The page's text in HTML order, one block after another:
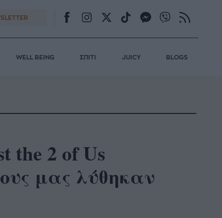
WELL BEING ΣΠΙΤΙ JUICY BLOGS
the 2 of Us
μας λύθηκαν